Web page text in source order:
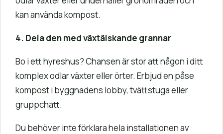
kan använda kompost.
4. Dela den med växtälskande grannar
Bo i ett hyreshus? Chansen är stor att någon i ditt
komplex odlar växter eller örter. Erbjud en påse
kompost i byggnadens lobby, tvättstuga eller
gruppchatt.
Du behöver inte förklara hela installationen av